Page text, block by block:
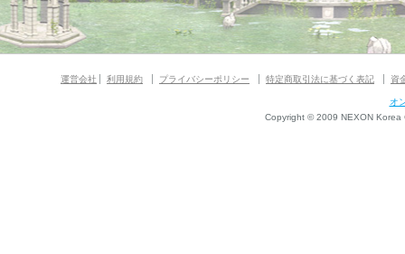
運営会社 利用規約 プライバシーポリシー 特定商取引法に基づく表記 資
オ
Copyright © 2009 NEXON Korea